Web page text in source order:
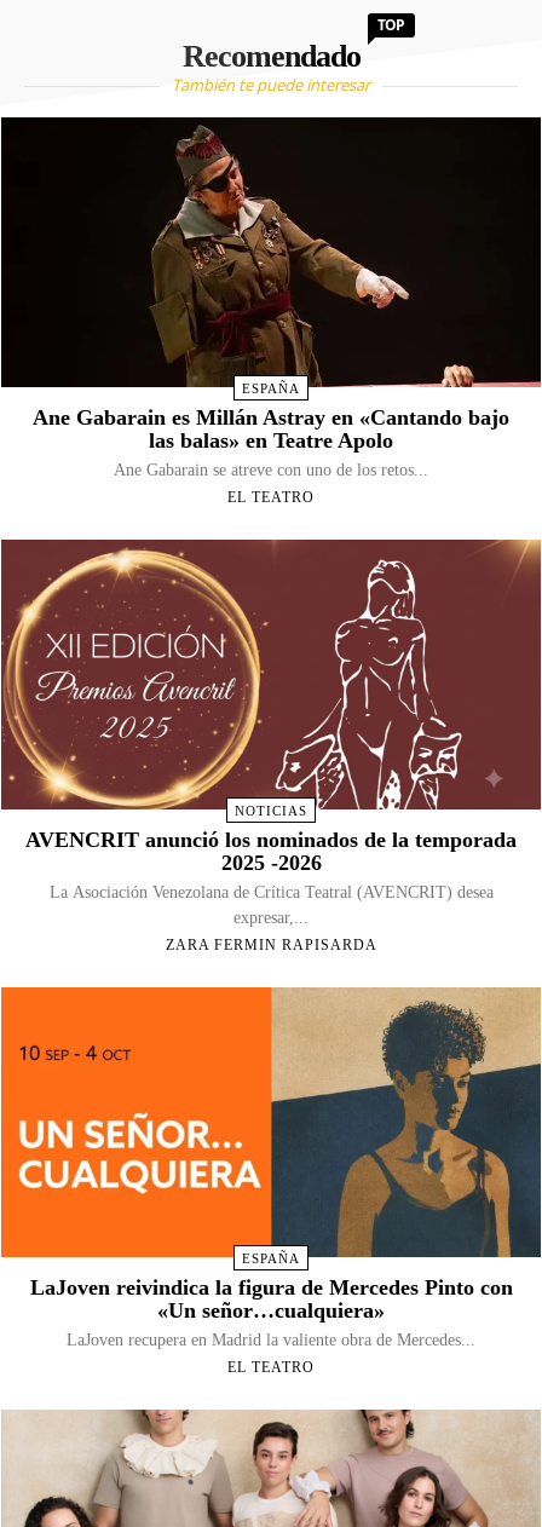
Recomendado
TOP
También te puede interesar
ESPAÑA
Ane Gabarain es Millán Astray en «Cantando bajo
las balas» en Teatre Apolo
Ane Gabarain se atreve con uno de los retos...
EL TEATRO
NOTICIAS
AVENCRIT anunció los nominados de la temporada
2025 -2026
La Asociación Venezolana de Crítica Teatral (AVENCRIT) desea
expresar,...
ZARA FERMIN RAPISARDA
ESPAÑA
LaJoven reivindica la figura de Mercedes Pinto con
«Un señor…cualquiera»
LaJoven recupera en Madrid la valiente obra de Mercedes...
EL TEATRO